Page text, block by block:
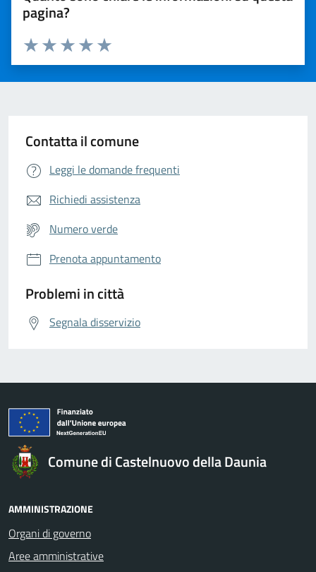
pagina?
Valuta da 1 a 5 stelle la pagina
Valuta 5 stelle su 5
Valuta 4 stelle su 5
Valuta 3 stelle su 5
Valuta 2 stelle su 5
Valuta 1 stelle su 5
Contatta il comune
Leggi le domande frequenti
Richiedi assistenza
Numero verde
Prenota appuntamento
Problemi in città
Segnala disservizio
Comune di Castelnuovo della Daunia
AMMINISTRAZIONE
Organi di governo
Aree amministrative